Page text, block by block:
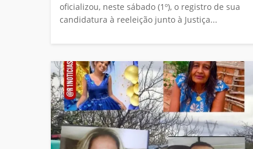
oficializou, neste sábado (1º), o registro de sua
candidatura à reeleição junto à Justiça...